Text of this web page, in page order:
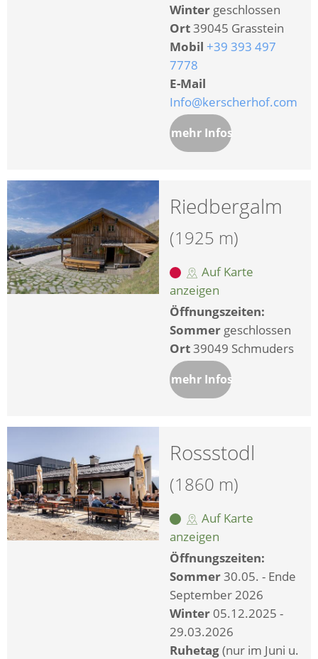
Winter geschlossen
Ort39045 Grasstein
Mobil +39 393 497
7778
E-Mail
Info@kerscherhof.com
mehr Infos
Riedbergalm
(1925 m)
Auf Karte
anzeigen
Öffnungszeiten:
Sommer geschlossen
Ort39049 Schmuders
mehr Infos
Rossstodl
(1860 m)
Auf Karte
anzeigen
Öffnungszeiten:
Sommer30.05. - Ende
September 2026
Winter 05.12.2025 -
29.03.2026
Ruhetag(nur im Juni u.